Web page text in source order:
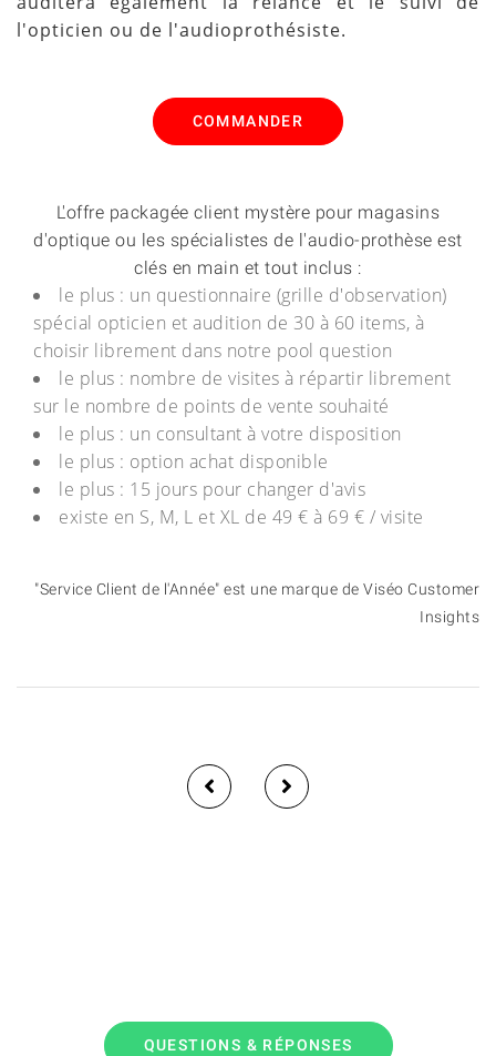
l'opticien ou de l'audioprothésiste.
COMMANDER
L'offre packagée client mystère pour magasins
d'optique ou les spécialistes de l'audio-prothèse est
clés en main et tout inclus :
le plus : un questionnaire (grille d'observation)
spécial opticien et audition de 30 à 60 items, à
choisir librement dans notre pool question
le plus : nombre de visites à répartir librement
sur le nombre de points de vente souhaité
le plus : un consultant à votre disposition
le plus : option achat disponible
le plus : 15 jours pour changer d'avis
existe en S, M, L et XL de 49 € à 69 € / visite
"Service Client de l'Année" est une marque de Viséo Customer
Insights
QUESTIONS & RÉPONSES